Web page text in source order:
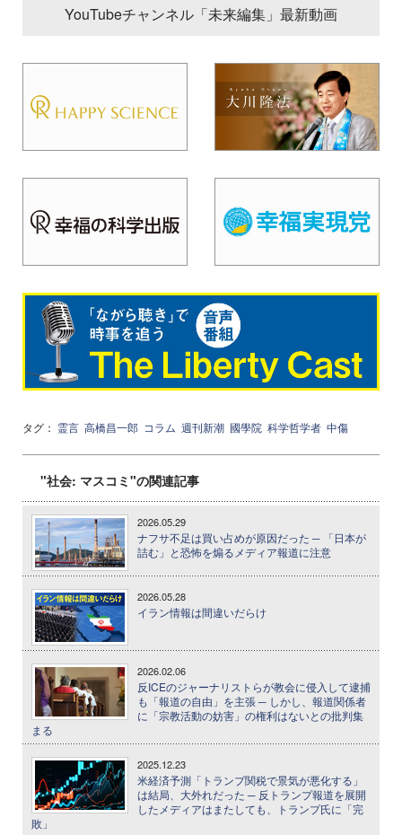
YouTubeチャンネル「未来編集」最新動画
タグ： 霊言 高橋昌一郎 コラム 週刊新潮 國學院 科学哲学者 中傷
"社会: マスコミ"の関連記事
2026.05.29
ナフサ不足は買い占めが原因だった ─ 「日本が
詰む」と恐怖を煽るメディア報道に注意
2026.05.28
イラン情報は間違いだらけ
2026.02.06
反ICEのジャーナリストらが教会に侵入して逮捕
も「報道の自由」を主張 ─ しかし、報道関係者
に「宗教活動の妨害」の権利はないとの批判集
まる
2025.12.23
米経済予測「トランプ関税で景気が悪化する」
は結局、大外れだった ─ 反トランプ報道を展開
したメディアはまたしても、トランプ氏に「完
敗」